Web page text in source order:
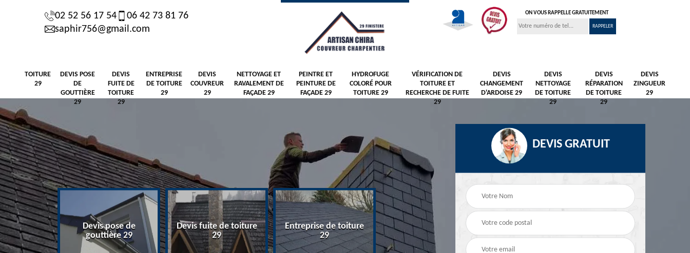
02 52 56 17 54
06 42 73 81 76
saphir756@gmail.com
ON VOUS RAPPELLE GRATUITEMENT
TOITURE
29
DEVIS POSE
DE
GOUTTIÈRE
29
DEVIS
FUITE DE
TOITURE
29
ENTREPRISE
DE TOITURE
29
DEVIS
COUVREUR
29
NETTOYAGE ET
RAVALEMENT DE
FAÇADE 29
PEINTRE ET
PEINTURE DE
FAÇADE 29
HYDROFUGE
COLORÉ POUR
TOITURE 29
VÉRIFICATION DE
TOITURE ET
RECHERCHE DE FUITE
29
DEVIS
CHANGEMENT
D'ARDOISE 29
DEVIS
NETTOYAGE
DE TOITURE
29
DEVIS
RÉPARATION
DE TOITURE
29
DEVIS
ZINGUEUR
29
29
Devis pose de
gouttière 29
Devis fuite de toiture
29
Entreprise de toiture
29
Devis Couvreur 29
Nettoyage et
29
Peintre et peinture de
façade 29
DEVIS GRATUIT